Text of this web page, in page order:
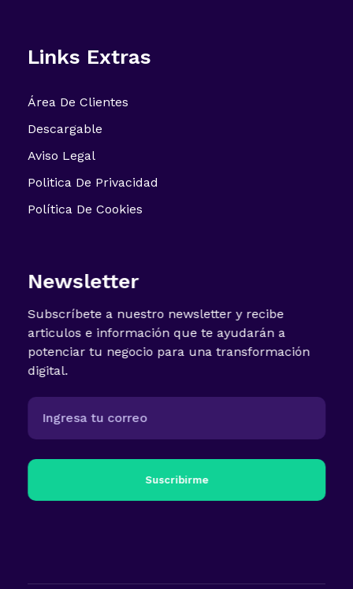
Links Extras
Área De Clientes
Descargable
Aviso Legal
Politica De Privacidad
Política De Cookies
Newsletter
Subscríbete a nuestro newsletter y recibe
articulos e información que te ayudarán a
potenciar tu negocio para una transformación
digital.
Suscribirme